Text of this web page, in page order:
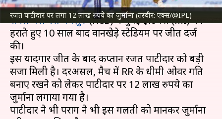
रजत पाटीदार पर लगा 12 लाख रुपये का जुर्माना (तस्वीर: एक्स/@IPL)
इंडियन प्रीमियर लीग(IPL) 2025 के 20वें मुकाबले में
रॉयल चैलेंजर्स बेंगलुरु(RCB) ने मुंबई इंडियंस (MI) को
हराते हुए 10 साल बाद वानखेड़े स्टेडियम पर जीत दर्ज
की।
इस यादगार जीत के बाद कप्तान रजत पाटीदार को बड़ी
सजा मिली है। दरअसल, मैच में RR के धीमी ओवर गति
बनाए रखने को लेकर पाटीदार पर 12 लाख रुपये का
जुर्माना लगाया गया है।
पाटीदार ने भी पराग ने भी इस गलती को मानकर जुर्माना